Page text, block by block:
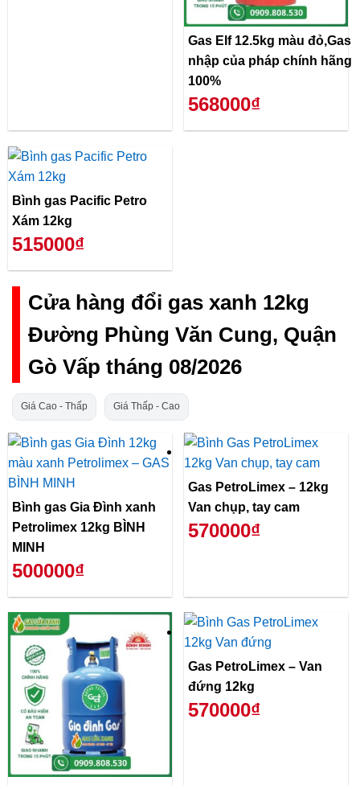
Gas Elf 12.5kg màu đỏ,Gas
nhập của pháp chính hãng
100%
568000₫
Bình gas Pacific Petro
Xám 12kg
515000₫
Cửa hàng đổi gas xanh 12kg
Đường Phùng Văn Cung, Quận
Gò Vấp tháng 08/2026
Giá Cao - Thấp Giá Thấp - Cao
Bình gas Gia Đình xanh
Petrolimex 12kg BÌNH
MINH
500000₫
Gas PetroLimex – 12kg
Van chụp, tay cam
570000₫
Gas PetroLimex – Van
đứng 12kg
570000₫